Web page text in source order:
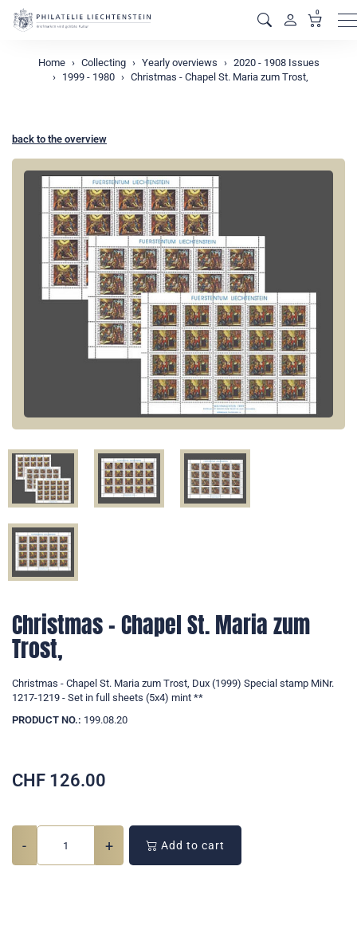
0
Home Collecting Yearly overviews
2020 - 1908 Issues
1999 - 1980
Christmas - Chapel St. Maria zum Trost,
back to the overview
Christmas - Chapel St. Maria zum
Trost,
Christmas - Chapel St. Maria zum Trost, Dux (1999) Special stamp MiNr.
1217-1219 - Set in full sheets (5x4) mint **
PRODUCT NO.: 199.08.20
CHF 126.00
- + Add to cart